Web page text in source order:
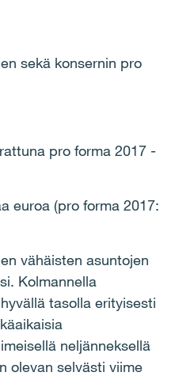
sekäkonsernin pro
pro forma 2017 -
euroa (pro forma 2017:
vähäisten asuntojen
Kolmannella
ällätasolla erityisesti
äaikaisia
äneljänneksellä
olevan selvästi viime